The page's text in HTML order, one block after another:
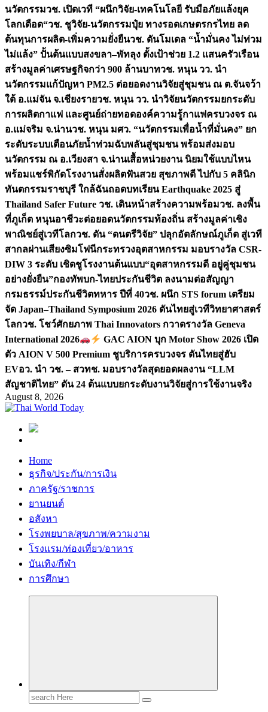
นวัตกรรมวช. เปิดเวที “ผนึกวิจัย-เทคโนโลยี รับมือภัยแล้งยุค
โลกเดือด“วช. ชูวิจัย-นวัตกรรมปุ๋ย ทางรอดเกษตรกรไทย ลด
ต้นทุนการผลิต-เพิ่มความยั่งยืนวช. ดันโมเดล “น้ำมั่นคง ไม่ท่วม
ไม่แล้ง” ปั้นต้นแบบสงขลา–พัทลุง ตั้งเป้าช่วย 1.2 แสนครัวเรือน
สร้างมูลค่าเศรษฐกิจกว่า 900 ล้านบาทวช. หนุน วว. นำ
นวัตกรรมแก้ปัญหา PM2.5 ต่อยอดงานวิจัยสู่ชุมชน ณ ต.จันจว้า
ใต้ อ.แม่จัน จ.เชียงรายวช. หนุน วว. นำวิจัยนวัตกรรมยกระดับ
การผลิตกาแฟ และศูนย์ถ่ายทอดองค์ความรู้กาแฟครบวงจร ณ
อ.แม่จริม จ.น่านวช. หนุน มศว. “นวัตกรรมเพื่อน้ำที่มั่นคง” ยก
ระดับระบบเตือนภัยน้ำท่วมฉับพลันสู่ชุมชน พร้อมส่งมอบ
นวัตกรรม ณ อ.เวียงสา จ.น่านเสื้อหน่วยงาน นิยมใช้แบบไหน
พร้อมแชร์พิกัดโรงงานสั่งผลิตฟันสวย สุขภาพดี ไปกับ 5 คลินิก
ทันตกรรมราชบุรี ใกล้ฉันถอดบทเรียน Earthquake 2025 สู่
Thailand Safer Future วช. เดินหน้าสร้างความพร้อมวช. ลงพื้น
ที่ภูเก็ต หนุนอาชีวะต่อยอดนวัตกรรมท้องถิ่น สร้างมูลค่าเชิง
พาณิชย์สู่เวทีโลกวช. ดัน “ดนตรีวิจัย” ปลุกอัตลักษณ์ภูเก็ต สู่เวที
สากลผ่านเสียงซิมโฟนีกระทรวงอุตสาหกรรม มอบรางวัล CSR-
DIW 3 ระดับ เชิดชูโรงงานต้นแบบ“อุตสาหกรรมดี อยู่คู่ชุมชน
อย่างยั่งยืน”กองทัพบก-ไทยประกันชีวิต ลงนามต่อสัญญา
กรมธรรม์ประกันชีวิตทหาร ปีที่ 40วช. ผนึก STS forum เตรียม
จัด Japan–Thailand Symposium 2026 ดันไทยสู่เวทีวิทยาศาสตร์
โลกวช. โชว์ศักยภาพ Thai Innovators กวาดรางวัล Geneva
International 2026
GAC AION บุก Motor Show 2026 เปิด
ตัว AION V 500 Premium ชูบริการครบวงจร ดันไทยสู่ฮับ
EVอว. นำ วช. – สวทช. มอบรางวัลสุดยอดผลงาน “LLM
สัญชาติไทย” ดัน 24 ต้นแบบยกระดับงานวิจัยสู่การใช้งานจริง
August 8, 2026
Home
ธุรกิจ/ประกัน/การเงิน
ภาครัฐ/ราชการ
ยานยนต์
อสังหา
โรงพยบาล/สุขภาพ/ความงาม
โรงแรม/ท่องเที่ยว/อาหาร
บันเทิง/กีฬา
การศึกษา
Search
for: